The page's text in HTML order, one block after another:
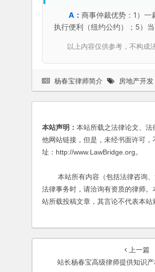
商事仲裁优势：1）
执行便利（纽约公约）；5）
以上内容仅供参考，不构
杨春宝律师简介 房地产开发
本站声明： 本站所载之法律论文、
他网站链接，但是，未经书面许可
址：http://www.LawBridge.org。
本站所有内容（包括法律咨询、
法律事务时，请洽询有资质的律师
站所载投稿文章，其言论不代表本站
上一篇
站长杨春宝高级律师提供知识